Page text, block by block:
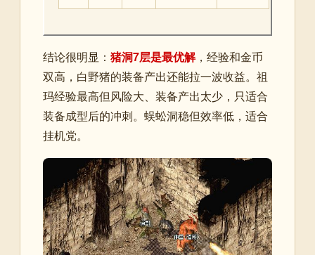
结论很明显： 猪洞7层是最优解，经验和金币
双高，白野猪的装备产出还能拉一波收益。祖
玛经验最高但风险大、装备产出太少，只适合
装备成型后的冲刺。蜈蚣洞稳但效率低，适合
挂机党。